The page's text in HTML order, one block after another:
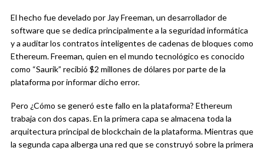
El hecho fue develado por Jay Freeman, un desarrollador de
software que se dedica principalmente a la seguridad informática
y a auditar los contratos inteligentes de cadenas de bloques como
Ethereum. Freeman, quien en el mundo tecnológico es conocido
como “Saurik” recibió $2 millones de dólares por parte de la
plataforma por informar dicho error.
Pero ¿Cómo se generó este fallo en la plataforma? Ethereum
trabaja con dos capas. En la primera capa se almacena toda la
arquitectura principal de blockchain de la plataforma. Mientras que
la segunda capa alberga una red que se construyó sobre la primera